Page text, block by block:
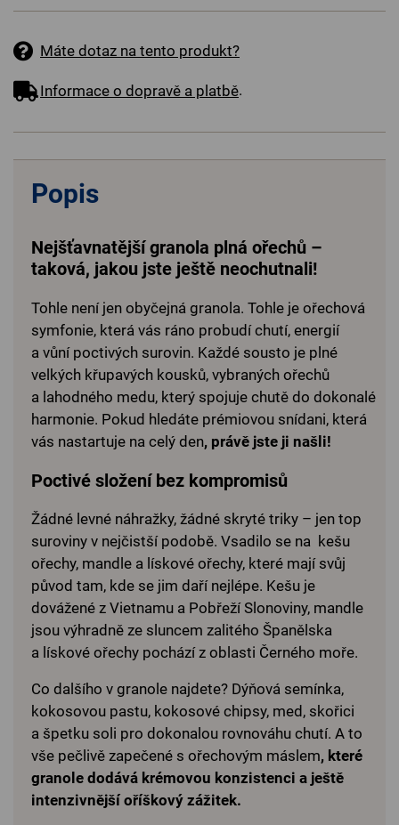
Máte dotaz na tento produkt?
Informace o dopravě a platbě.
Popis
Nejšťavnatější granola plná ořechů –
taková, jakou jste ještě neochutnali!
Tohle není jen obyčejná granola. Tohle je ořechová
symfonie, která vás ráno probudí chutí, energií
a vůní poctivých surovin. Každé sousto je plné
velkých křupavých kousků, vybraných ořechů
a lahodného medu, který spojuje chutě do dokonalé
harmonie. Pokud hledáte prémiovou snídani, která
vás nastartuje na celý den, právě jste ji našli!
Poctivé složení bez kompromisů
Žádné levné náhražky, žádné skryté triky – jen top
suroviny v nejčistší podobě. Vsadilo se na kešu
ořechy, mandle a lískové ořechy, které mají svůj
původ tam, kde se jim daří nejlépe. Kešu je
dovážené z Vietnamu a Pobřeží Slonoviny, mandle
jsou výhradně ze sluncem zalitého Španělska
a lískové ořechy pochází z oblasti Černého moře.
Co dalšího v granole najdete? Dýňová semínka,
kokosovou pastu, kokosové chipsy, med, skořici
a špetku soli pro dokonalou rovnováhu chutí. A to
vše pečlivě zapečené s ořechovým máslem, které
granole dodává krémovou konzistenci a ještě
intenzivnější oříškový zážitek.